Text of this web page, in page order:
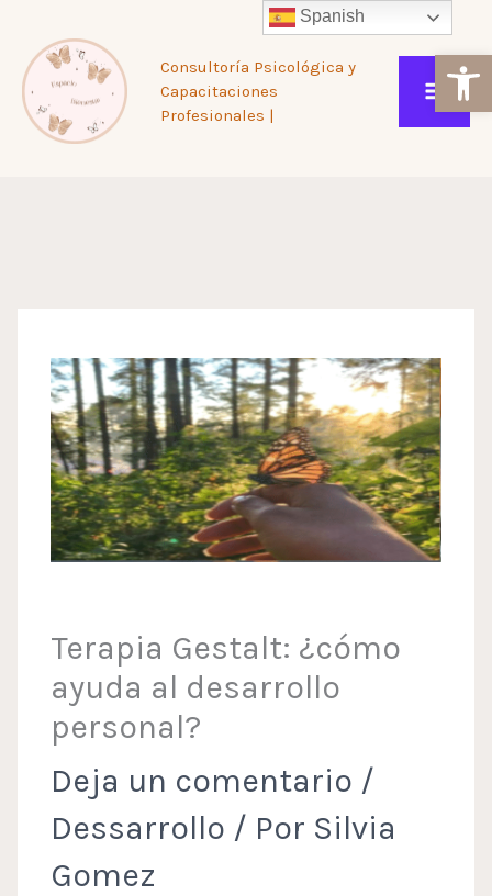
al
contenido
Consultoría Psicológica y
Capacitaciones
Profesionales |
Terapia Gestalt: ¿cómo
ayuda al desarrollo
personal?
Deja un comentario /
Dessarrollo / Por Silvia
Gomez
Spanish